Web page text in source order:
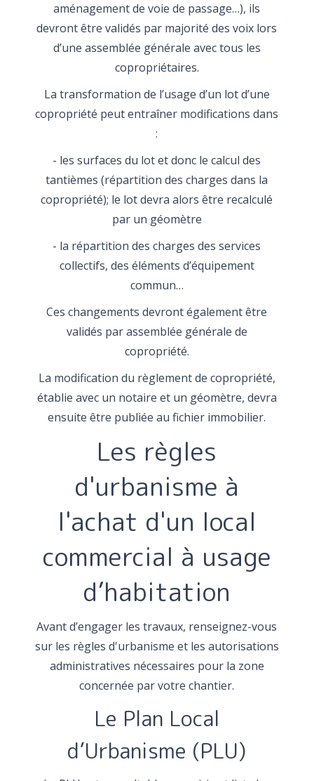
aménagement de voie de passage…), ils
devront être validés par majorité des voix lors
d’une assemblée générale avec tous les
copropriétaires.
La transformation de l’usage d’un lot d’une
copropriété peut entraîner modifications dans
:
- les surfaces du lot et donc le calcul des
tantièmes (répartition des charges dans la
copropriété); le lot devra alors être recalculé
par un géomètre
- la répartition des charges des services
collectifs, des éléments d’équipement
commun…
Ces changements devront également être
validés par assemblée générale de
copropriété.
La modification du règlement de copropriété,
établie avec un notaire et un géomètre, devra
ensuite être publiée au fichier immobilier.
Les règles
d'urbanisme à
l'achat d'un local
commercial à usage
d’habitation
Avant d’engager les travaux, renseignez-vous
sur les règles d'urbanisme et les autorisations
administratives nécessaires pour la zone
concernée par votre chantier.
Le Plan Local
d’Urbanisme (PLU)